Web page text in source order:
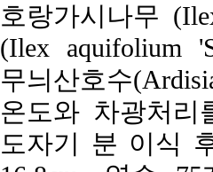
호랑가시나무
(Ilex aquifolium
무늬산호수
온도와 차광처
도자기 분 이식